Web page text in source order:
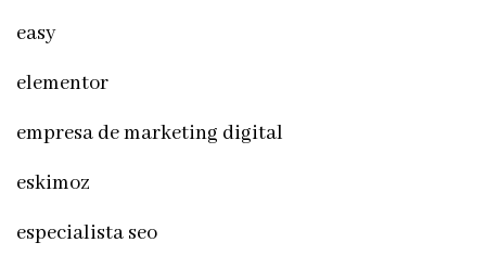
easy
elementor
empresa de marketing digital
eskimoz
especialista seo